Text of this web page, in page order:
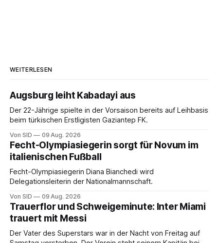
WEITERLESEN
Augsburg leiht Kabadayi aus
Der 22-Jährige spielte in der Vorsaison bereits auf Leihbasis
beim türkischen Erstligisten Gaziantep FK.
Von SID 09 Aug. 2026
Fecht-Olympiasiegerin sorgt für Novum im
italienischen Fußball
Fecht-Olympiasiegerin Diana Bianchedi wird
Delegationsleiterin der Nationalmannschaft.
Von SID 09 Aug. 2026
Trauerflor und Schweigeminute: Inter Miami
trauert mit Messi
Der Vater des Superstars war in der Nacht von Freitag auf